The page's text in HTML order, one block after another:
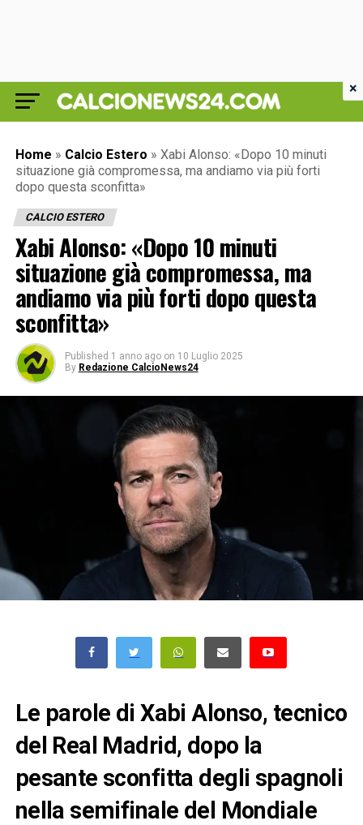
Home » Calcio Estero » Xabi Alonso: «Dopo 10 minuti
situazione già compromessa, ma andiamo via più forti
dopo questa sconfitta»
CALCIO ESTERO
Xabi Alonso: «Dopo 10 minuti
situazione già compromessa, ma
andiamo via più forti dopo questa
sconfitta»
Published 1 anno ago on 10 Luglio 2025
By Redazione CalcioNews24
Le parole di Xabi Alonso, tecnico
del Real Madrid, dopo la
pesante sconfitta degli spagnoli
nella semifinale del Mondiale
×